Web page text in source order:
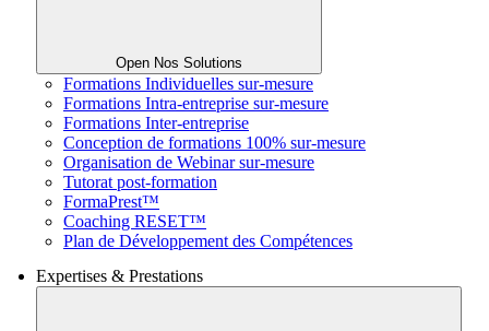
Open Nos Solutions
Formations Individuelles sur-mesure
Formations Intra-entreprise sur-mesure
Formations Inter-entreprise
Conception de formations 100% sur-mesure
Organisation de Webinar sur-mesure
Tutorat post-formation
FormaPrest™
Coaching RESET™
Plan de Développement des Compétences
Expertises & Prestations